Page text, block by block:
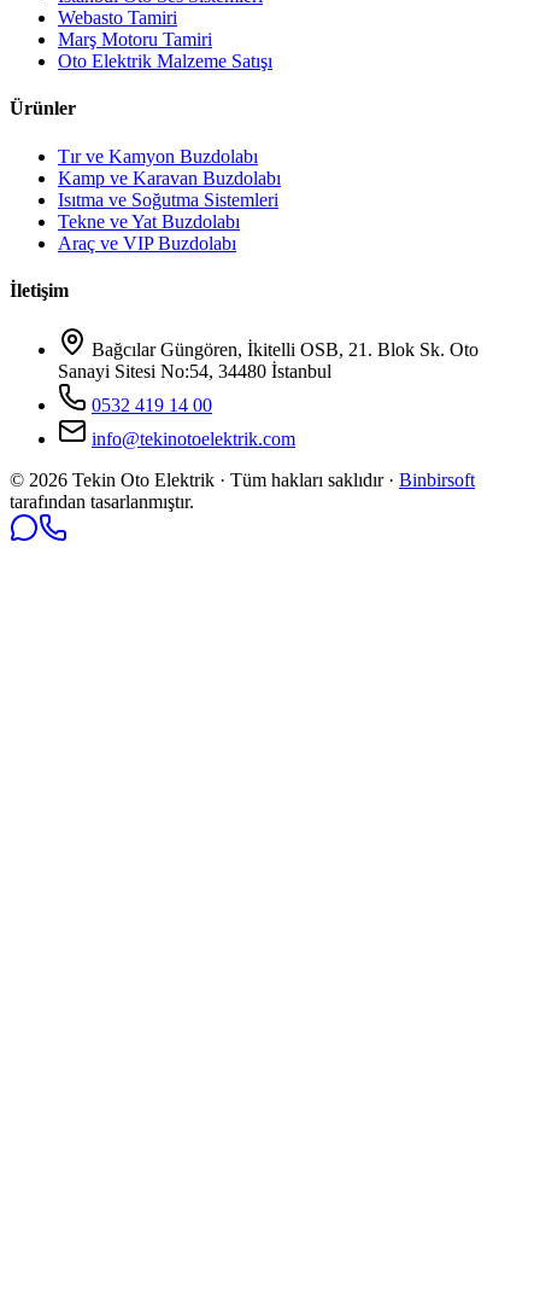
Webasto Tamiri
Marş Motoru Tamiri
Oto Elektrik Malzeme Satışı
Ürünler
Tır ve Kamyon Buzdolabı
Kamp ve Karavan Buzdolabı
Isıtma ve Soğutma Sistemleri
Tekne ve Yat Buzdolabı
Araç ve VIP Buzdolabı
İletişim
Bağcılar Güngören, İkitelli OSB, 21. Blok Sk. Oto
Sanayi Sitesi No:54, 34480 İstanbul
0532 419 14 00
info@tekinotoelektrik.com
© 2026 Tekin Oto Elektrik · Tüm hakları saklıdır · Binbirsoft
tarafından tasarlanmıştır.